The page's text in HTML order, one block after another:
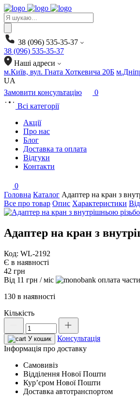
Products
search
38 (096) 535-35-37
38 (096) 535-35-37
Наші адреси
м.Київ, вул. Гната Хоткевича 20Б
UA
Замовити консультацію
0
Всі категорії
Акції
Про нас
Блог
Доставка та оплата
Відгуки
Контакти
0
Головна Каталог Адаптер на кран з
Все про товар Опис Характеристики
Адаптер на кран з
Код: WL-2192
Є в наявності
42 грн
Від 11 грн / міс
130 в наявності
Кількість
на
кран
з
різьбою
1",
POWER
JET,
У кошик
Консультація
Інформація про доставку
Самовивіз
Відділення Нової Пошти
Курʼєром Нової Пошти
Доставка автотранспортом